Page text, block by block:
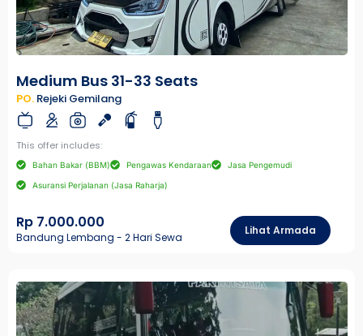
Medium Bus 31-33 Seats
PO. Rejeki Gemilang
This offer includes:
Bahan Bakar (BBM) Pengawas Kendaraan Jasa Pengemudi
Asuransi Perjalanan (Jasa Raharja)
Rp 7.000.000
Bandung Lembang - 2 Hari Sewa
Lihat Armada